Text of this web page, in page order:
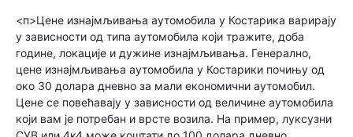
<п>Цене изнајмљивања аутомобила у Костарика варирају
у зависности од типа аутомобила који тражите, доба
године, локације и дужине изнајмљивања. Генерално,
цене изнајмљивања аутомобила у Костарики почињу од
око 30 долара дневно за мали економични аутомобил.
Цене се повећавају у зависности од величине аутомобила
који вам је потребан и врсте возила. На пример, луксузни